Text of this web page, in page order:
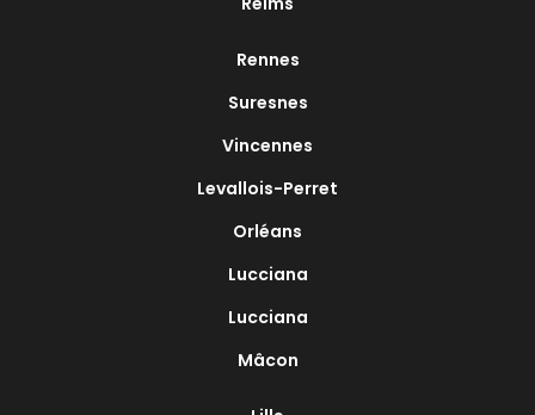
Rennes
Suresnes
Vincennes
Levallois-Perret
Orléans
Lucciana
Lucciana
Mâcon